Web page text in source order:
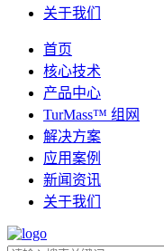
关于我们
首页
核心技术
产品中心
TurMass™ 组网
解决方案
应用案例
新闻资讯
关于我们